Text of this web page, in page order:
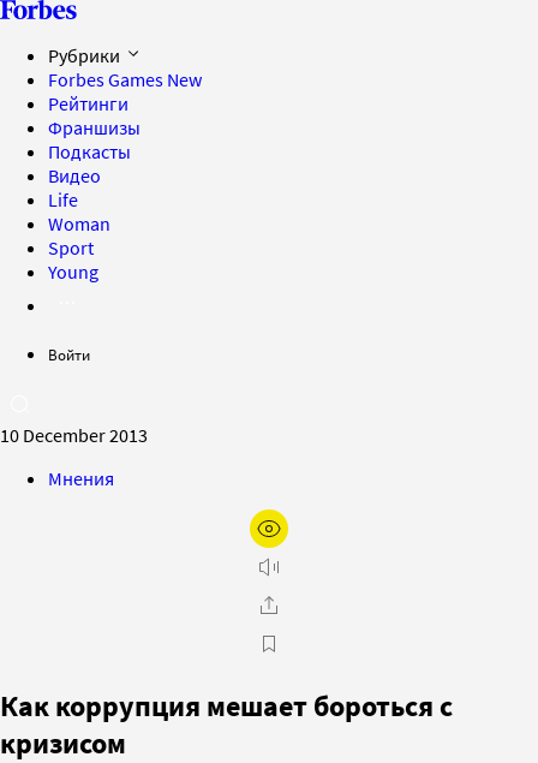
Рубрики
Forbes Games New
Рейтинги
Франшизы
Подкасты
Видео
Life
Woman
Sport
Young
Войти
10 December 2013
Мнения
Как коррупция мешает бороться с
кризисом